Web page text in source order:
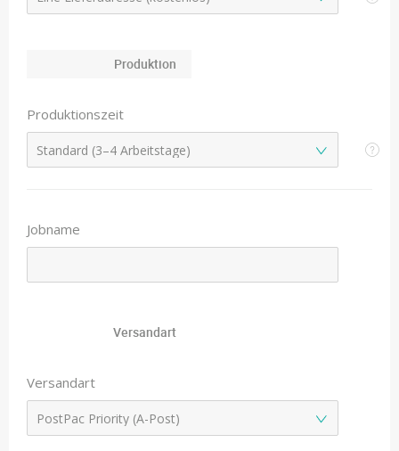
Produktion
Produktionszeit
Jobname
Versandart
Versandart